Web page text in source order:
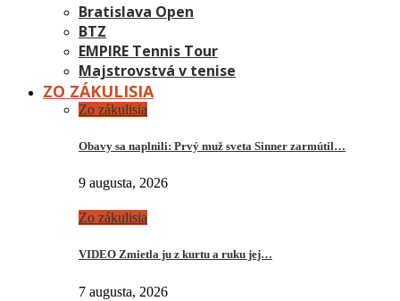
Bratislava Open
BTZ
EMPIRE Tennis Tour
Majstrovstvá v tenise
ZO ZÁKULISIA
Zo zákulisia
Obavy sa naplnili: Prvý muž sveta Sinner zarmútil…
9 augusta, 2026
Zo zákulisia
VIDEO Zmietla ju z kurtu a ruku jej…
7 augusta, 2026